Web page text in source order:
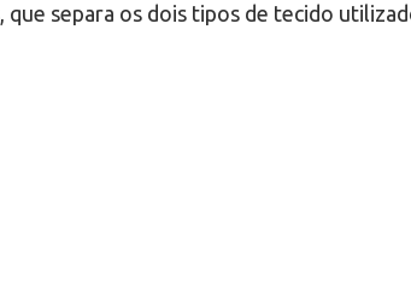
separa os dois tipos de tecido